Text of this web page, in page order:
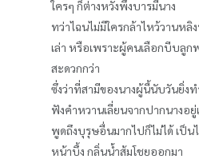
ใครๆ ก็ต่างหวังพึ่งบารมีนาง
ทว่าไฉนไม่มีใครกล้าไหว้วานห
เล่า หรือเพราะผู้คนเลือกบีบลูก
สะดวกกว่า
ซึ่งว่าที่สามีของนางผู้นี้นับวันยิ่ง
ฟังคำหวานเลี่ยนจากปากนางอยู่
พูดถึงบุรุษอื่นมากไปก็ไม่ได้ เป็
หน้าบึ้ง กลิ่นน้ำส้มโชยออกมา